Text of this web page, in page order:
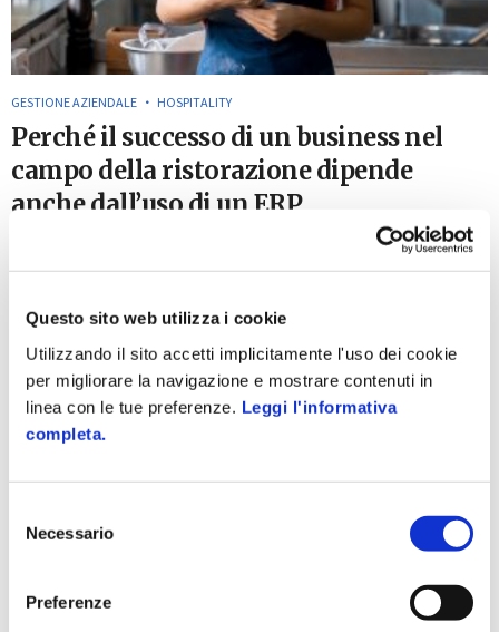
Questo sito web utilizza i cookie
Utilizzando il sito accetti implicitamente l'uso dei cookie
per migliorare la navigazione e mostrare contenuti in
linea con le tue preferenze. Leggi l'informativa
completa.
delNecessario
Preferenze
GESTIONE AZIENDALE HOSPITALITY
Perché il successo di un business nel
campo della ristorazione dipende
anche dall’uso di un ERP
Negli ultimi anni, l’uso di un ERP nel settore della ristorazione
ottimizzare la gestione delle operazioni quotidiane nel...